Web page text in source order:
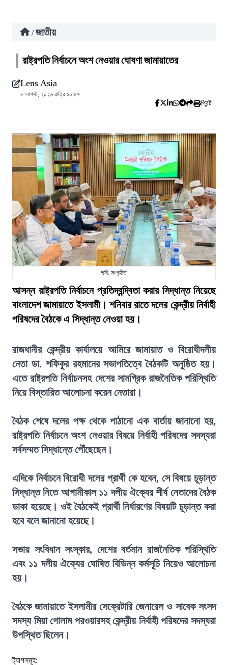
/ জাতীয়
রাষ্ট্রপতি নির্বাচনে অংশ নেওয়ার ঘোষণা জামায়াতের
Lens Asia
৮ আগস্ট, ২০২৬ রাত্রি ১০:৪৭
প্রিন্ট
ছবি: সংগৃহীত
আসন্ন রাষ্ট্রপতি নির্বাচনে প্রতিদ্বন্দ্বিতা করার সিদ্ধান্ত নিয়েছে
বাংলাদেশ জামায়াতে ইসলামী। শনিবার রাতে দলের কেন্দ্রীয় নির্বাহী
পরিষদের বৈঠকে এ সিদ্ধান্ত নেওয়া হয়।
রাজধানীর কেন্দ্রীয় কার্যালয়ে আমিরে জামায়াত ও বিরোধীদলীয়
নেতা ডা. শফিকুর রহমানের সভাপতিত্বে বৈঠকটি অনুষ্ঠিত হয়।
এতে রাষ্ট্রপতি নির্বাচনসহ দেশের সামগ্রিক রাজনৈতিক পরিস্থিতি
নিয়ে বিস্তারিত আলোচনা করেন নেতারা।
বৈঠক শেষে দলের পক্ষ থেকে পাঠানো এক বার্তায় জানানো হয়,
রাষ্ট্রপতি নির্বাচনে অংশ নেওয়ার বিষয়ে নির্বাহী পরিষদের সদস্যরা
সর্বসম্মত সিদ্ধান্তে পৌঁছেছেন।
এদিকে নির্বাচনে বিরোধী দলের প্রার্থী কে হবেন, সে বিষয়ে চূড়ান্ত
সিদ্ধান্ত নিতে আগামীকাল ১১ দলীয় ঐক্যের শীর্ষ নেতাদের বৈঠক
ডাকা হয়েছে। ওই বৈঠকেই প্রার্থী নির্ধারণের বিষয়টি চূড়ান্ত করা
হবে বলে জানানো হয়েছে।
সভায় সংবিধান সংস্কার, দেশের বর্তমান রাজনৈতিক পরিস্থিতি
এবং ১১ দলীয় ঐক্যের ঘোষিত বিভিন্ন কর্মসূচি নিয়েও আলোচনা
হয়।
বৈঠকে জামায়াতে ইসলামীর সেক্রেটারি জেনারেল ও সাবেক সংসদ
সদস্য মিয়া গোলাম পরওয়ারসহ কেন্দ্রীয় নির্বাহী পরিষদের সদস্যরা
উপস্থিত ছিলেন।
ট্যাগসমূহ: